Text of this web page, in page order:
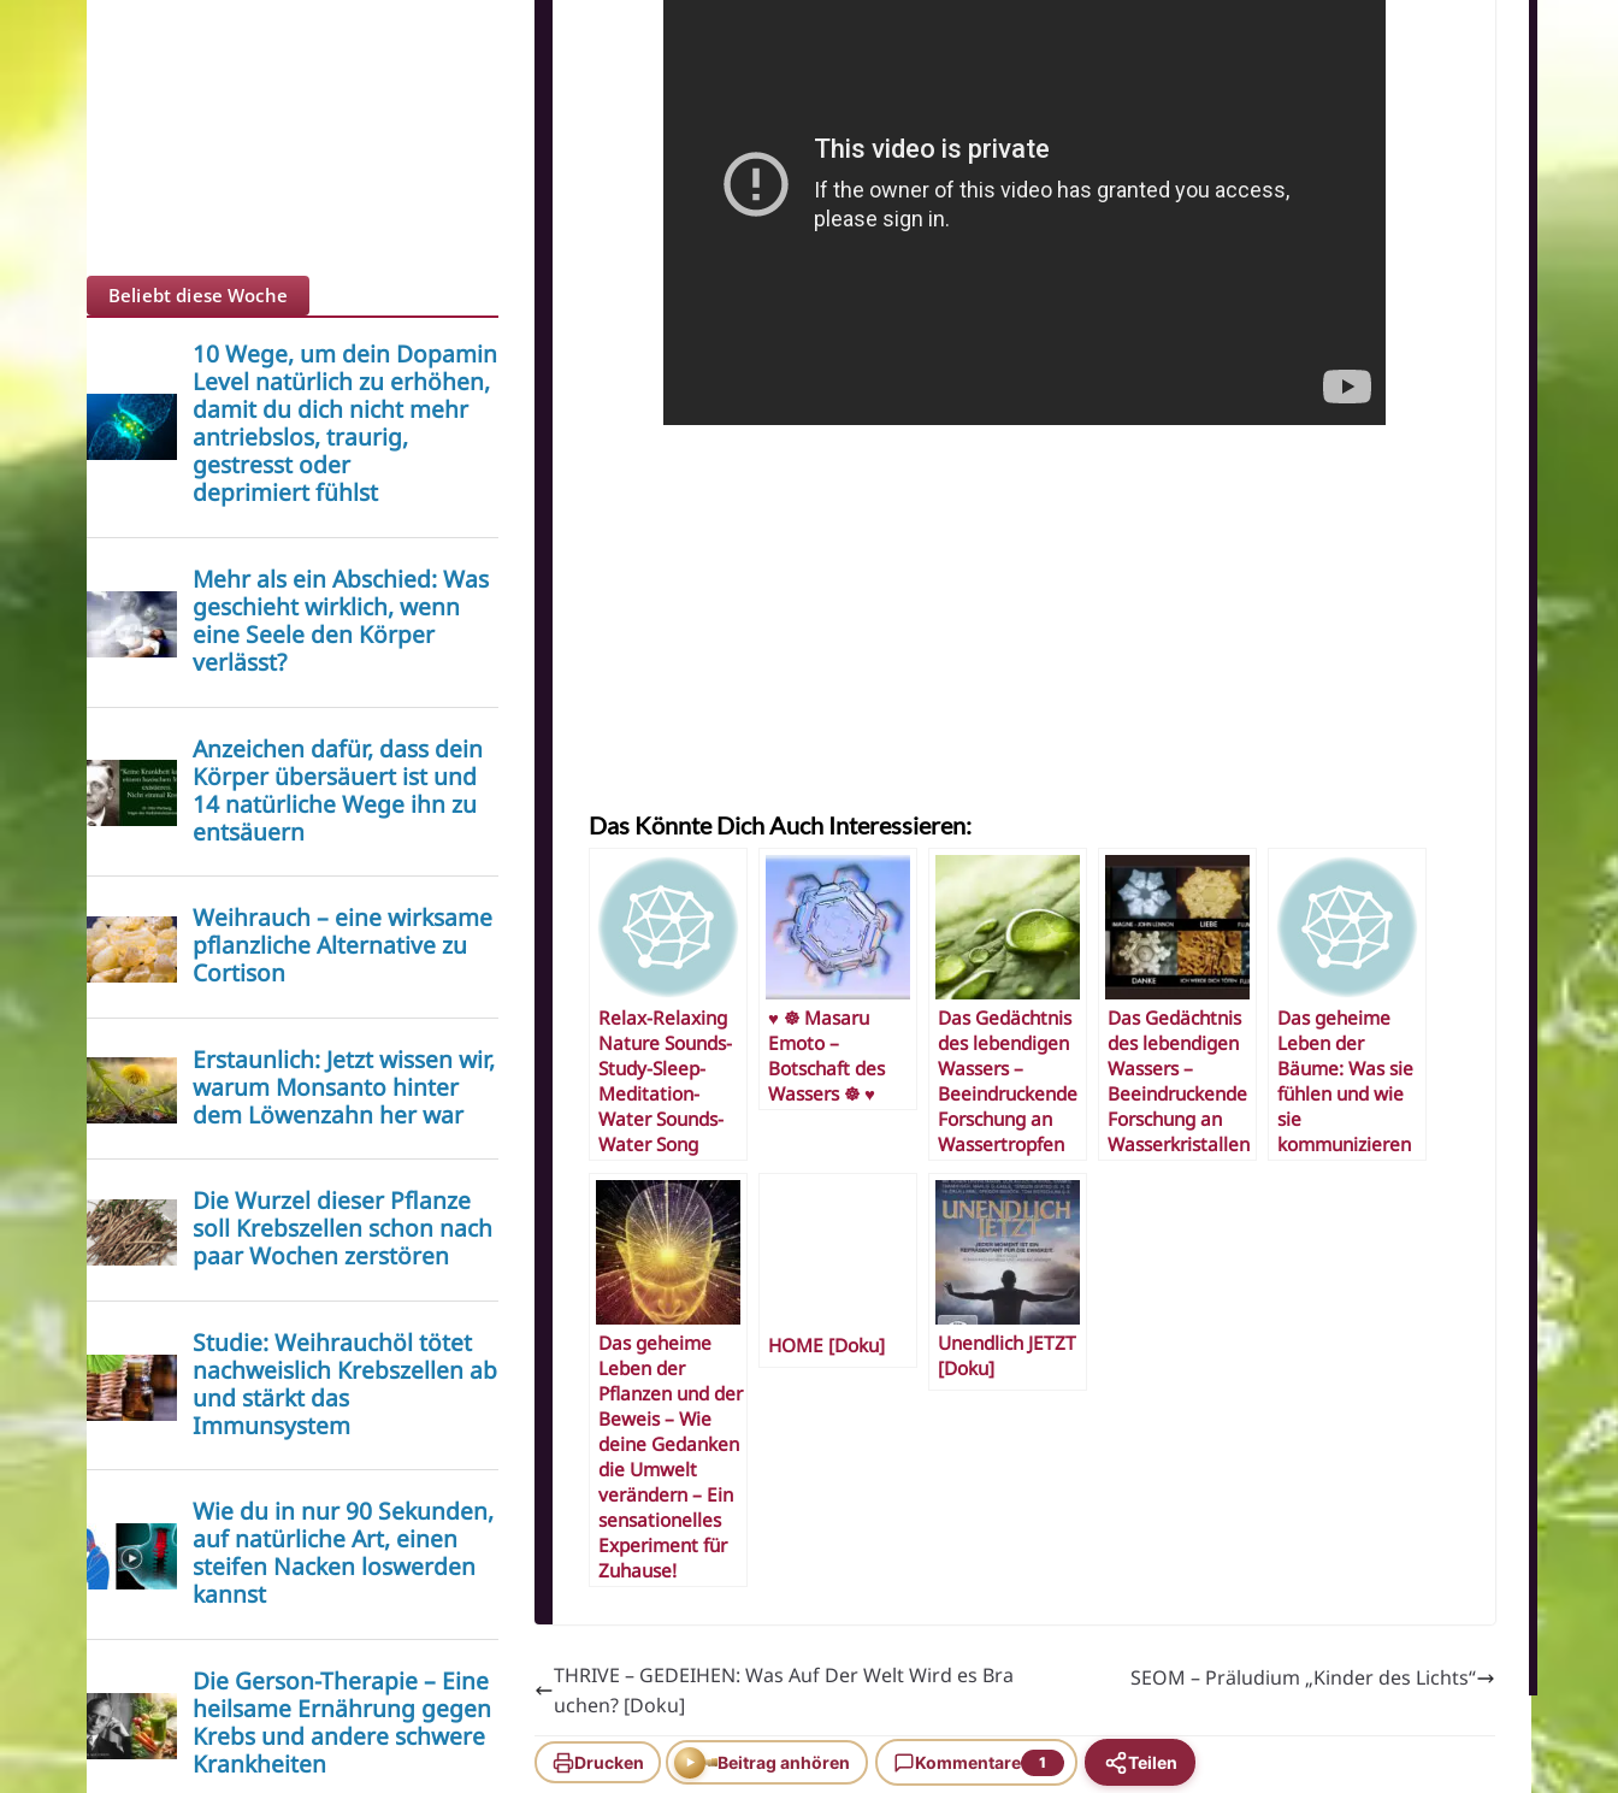
Das Könnte Dich Auch Interessieren:
Relax-Relaxing
Nature Sounds-
Study-Sleep-
Meditation-
Water Sounds-
Water Song
♥ ☸ Masaru
Emoto –
Botschaft des
Wassers ☸ ♥
Das Gedächtnis
des lebendigen
Wassers –
Beeindruckende
Forschung an
Wassertropfen
Das Gedächtnis
des lebendigen
Wassers –
Beeindruckende
Forschung an
Wasserkristallen
Das geheime
Leben der
Bäume: Was sie
fühlen und wie
sie
kommunizieren
Das geheime
Leben der
Pflanzen und der
Beweis – Wie
deine Gedanken
die Umwelt
verändern – Ein
sensationelles
Experiment für
Zuhause!
HOME [Doku]
Unendlich JETZT
[Doku]
THRIVE – GEDEIHEN: Was Auf Der Welt Wird es Bra
uchen? [Doku]
SEOM – Präludium „Kinder des Lichts“
Drucken Beitrag anhören Kommentare 1 Teilen
Beliebt diese Woche